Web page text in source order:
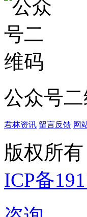
公众号
君林资讯 留言反馈 网
版权所
ICP备